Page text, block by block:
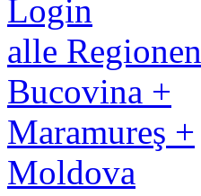
Login
alle Regionen
Bucovina +
Maramureş +
Moldova